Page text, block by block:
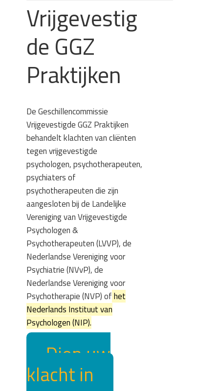
Vrijgevestig
de GGZ
Praktijken
De Geschillencommissie
Vrijgevestigde GGZ Praktijken
behandelt klachten van cliënten
tegen vrijgevestigde
psychologen, psychotherapeuten,
psychiaters of
psychotherapeuten die zijn
aangesloten bij de Landelijke
Vereniging van Vrijgevestigde
Psychologen &
Psychotherapeuten (LVVP), de
Nederlandse Vereniging voor
Psychiatrie (NVvP), de
Nederlandse Vereniging voor
Psychotherapie (NVP) ofhet
Nederlands Instituut van
Psychologen (NIP).
Dien uw
klacht in